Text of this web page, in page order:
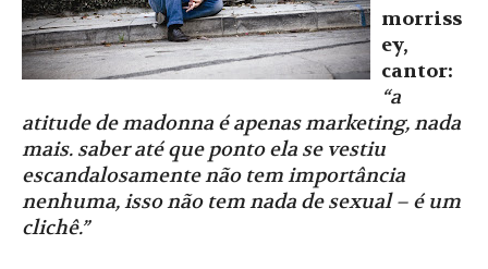
morriss
ey,
cantor:
“a
atitude de madonna é apenas marketing, nada
mais. saber até que ponto ela se vestiu
escandalosamente não tem importância
nenhuma, isso não tem nada de sexual – é um
clichê.”